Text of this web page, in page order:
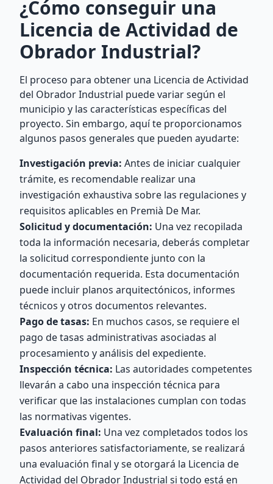
¿Cómo conseguir una
Licencia de Actividad de
Obrador Industrial?
El proceso para obtener una Licencia de Actividad
del Obrador Industrial puede variar según el
municipio y las características específicas del
proyecto. Sin embargo, aquí te proporcionamos
algunos pasos generales que pueden ayudarte:
Investigación previa: Antes de iniciar cualquier
trámite, es recomendable realizar una
investigación exhaustiva sobre las regulaciones y
requisitos aplicables en Premià De Mar.
Solicitud y documentación: Una vez recopilada
toda la información necesaria, deberás completar
la solicitud correspondiente junto con la
documentación requerida. Esta documentación
puede incluir planos arquitectónicos, informes
técnicos y otros documentos relevantes.
Pago de tasas: En muchos casos, se requiere el
pago de tasas administrativas asociadas al
procesamiento y análisis del expediente.
Inspección técnica: Las autoridades competentes
llevarán a cabo una inspección técnica para
verificar que las instalaciones cumplan con todas
las normativas vigentes.
Evaluación final: Una vez completados todos los
pasos anteriores satisfactoriamente, se realizará
una evaluación final y se otorgará la Licencia de
Actividad del Obrador Industrial si todo está en